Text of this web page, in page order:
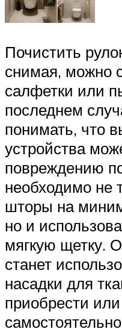
Почистить
снимая, можно
салфетки или
последнем
понимать, что
устройства
повреждению
необходимо не
шторы на
но и
мягкую щетку.
станет
насадки для
приобрести или